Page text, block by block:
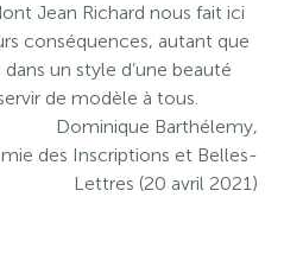
Jean Richard nous fait ici
conséquences, autant que
un style d’une beauté
de modèle à tous.
Dominique Barthélemy,
des Inscriptions et Belles-
Lettres (20 avril 2021)